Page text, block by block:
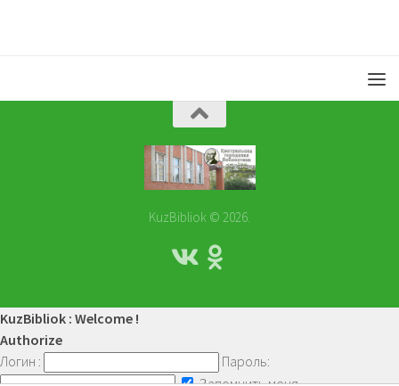
KuzBibliok © 2026.
KuzBibliok : Welcome !
Authorize
Логин :
Пароль: